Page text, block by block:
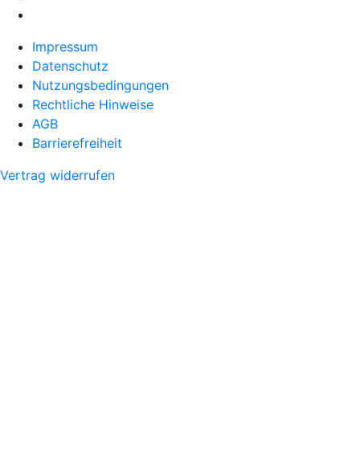
Impressum
Datenschutz
Nutzungsbedingungen
Rechtliche Hinweise
AGB
Barrierefreiheit
Vertrag widerrufen